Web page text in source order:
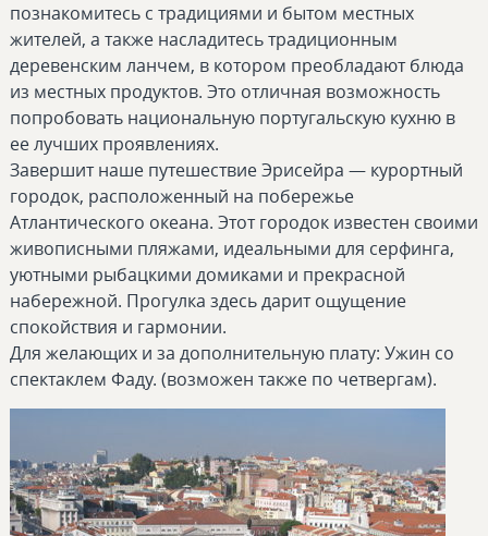
познакомитесь с традициями и бытом местных
жителей, а также насладитесь традиционным
деревенским ланчем, в котором преобладают блюда
из местных продуктов. Это отличная возможность
попробовать национальную португальскую кухню в
ее лучших проявлениях.
Завершит наше путешествие Эрисейра — курортный
городок, расположенный на побережье
Атлантического океана. Этот городок известен своими
живописными пляжами, идеальными для серфинга,
уютными рыбацкими домиками и прекрасной
набережной. Прогулка здесь дарит ощущение
спокойствия и гармонии.
Для желающих и за дополнительную плату: Ужин со
спектаклем Фаду. (возможен также по четвергам).